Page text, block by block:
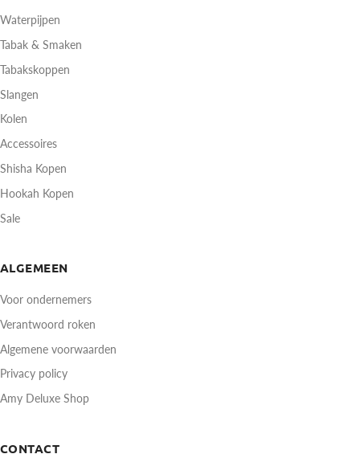
Waterpijpen
Tabak & Smaken
Tabakskoppen
Slangen
Kolen
Accessoires
Shisha Kopen
Hookah Kopen
Sale
ALGEMEEN
Voor ondernemers
Verantwoord roken
Algemene voorwaarden
Privacy policy
Amy Deluxe Shop
CONTACT